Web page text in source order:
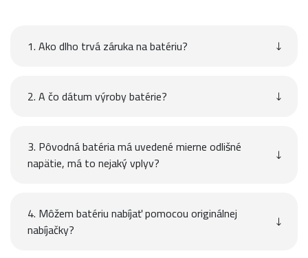
1. Ako dlho trvá záruka na batériu?
2. A čo dátum výroby batérie?
3. Pôvodná batéria má uvedené mierne odlišné
napätie, má to nejaký vplyv?
4. Môžem batériu nabíjať pomocou originálnej
nabíjačky?